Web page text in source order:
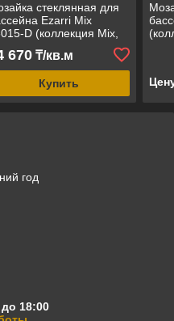
стеклянная для
Ezarri Mix
D (коллекция Mix,
Multi Colour, синяя-
красная)
670₸/кв.м
Купить
год
18:00